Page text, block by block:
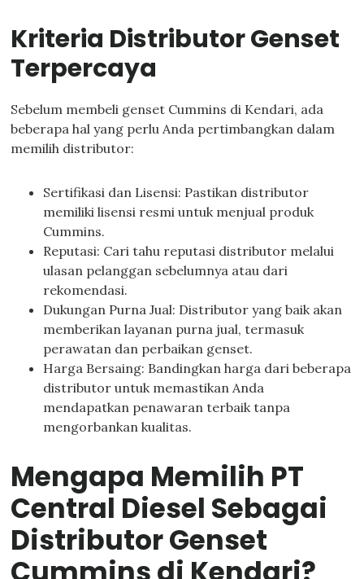
Kriteria Distributor Genset
Terpercaya
Sebelum membeli genset Cummins di Kendari, ada
beberapa hal yang perlu Anda pertimbangkan dalam
memilih distributor:
Sertifikasi dan Lisensi: Pastikan distributor
memiliki lisensi resmi untuk menjual produk
Cummins.
Reputasi: Cari tahu reputasi distributor melalui
ulasan pelanggan sebelumnya atau dari
rekomendasi.
Dukungan Purna Jual: Distributor yang baik akan
memberikan layanan purna jual, termasuk
perawatan dan perbaikan genset.
Harga Bersaing: Bandingkan harga dari beberapa
distributor untuk memastikan Anda
mendapatkan penawaran terbaik tanpa
mengorbankan kualitas.
Mengapa Memilih PT
Central Diesel Sebagai
Distributor Genset